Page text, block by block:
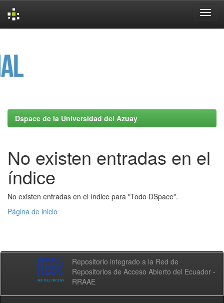
Dspace de la Universidad del Azuay
No existen entradas en el
índice
No existen entradas en el índice para "Todo DSpace".
Página de inicio
Repositorio integrado a la Red de
Repositorios de Acceso Abierto del Ecuador -
RRAAE